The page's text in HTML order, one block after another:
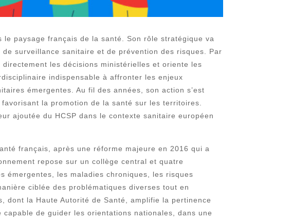
le paysage français de la santé. Son rôle stratégique va
surveillance sanitaire et de prévention des risques. Par
les décisions ministérielles et oriente les
indispensable à affronter les enjeux
émergentes. Au fil des années, son action s’est
la promotion de la santé sur les territoires.
ajoutée du HCSP dans le contexte sanitaire européen
français, après une réforme majeure en 2016 qui a
repose sur un collège central et quatre
émergentes, les maladies chroniques, les risques
ciblée des problématiques diverses tout en
dont la Haute Autorité de Santé, amplifie la pertinence
de guider les orientations nationales, dans une